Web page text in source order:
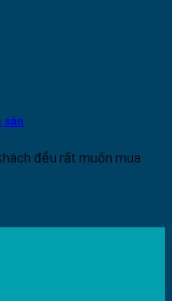
sản
đều rất muốn mua